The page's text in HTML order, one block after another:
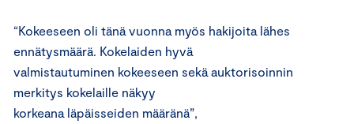
“Kokeeseen oli tänä vuonna myös hakijoita lähes
ennätysmäärä. Kokelaiden hyvä
valmistautuminen kokeeseen sekä auktorisoinnin
merkitys kokelaille näkyy
korkeana läpäisseiden määränä”,